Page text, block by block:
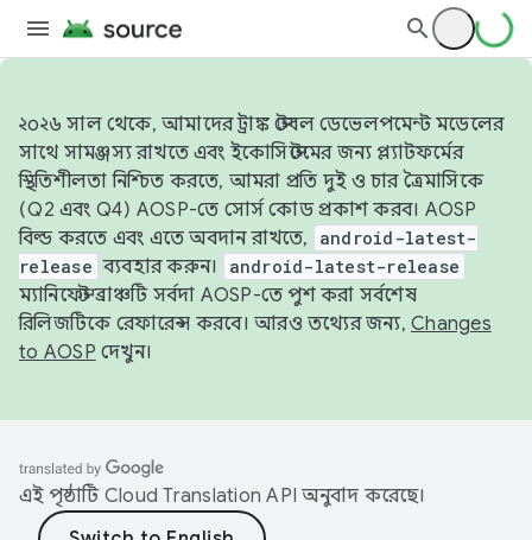
২০২৬ সাল থেকে, আমাদের ট্রাঙ্ক স্টেবল ডেভেলপমেন্ট মডেলের
সাথে সামঞ্জস্য রাখতে এবং ইকোসিস্টেমের জন্য প্ল্যাটফর্মের
স্থিতিশীলতা নিশ্চিত করতে, আমরা প্রতি দুই ও চার ত্রৈমাসিকে
(Q2 এবং Q4) AOSP-তে সোর্স কোড প্রকাশ করব। AOSP
বিল্ড করতে এবং এতে অবদান রাখতে,
android-latest-
release ব্যবহার করুন। android-latest-release
ম্যানিফেস্ট ব্রাঞ্চটি সর্বদা AOSP-তে পুশ করা সর্বশেষ
রিলিজটিকে রেফারেন্স করবে। আরও তথ্যের জন্য, Changes
to AOSP দেখুন।
এই পৃষ্ঠাটি Cloud Translation API অনুবাদ করেছে।